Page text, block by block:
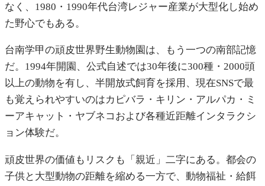
なく、1980・1990年代台湾レジャー産業が大型化し始め
た野心でもある。
台南学甲の頑皮世界野生動物園は、もう一つの南部記憶
だ。1994年開園、公式自述では30年後に300種・2000頭
以上の動物を有し、半開放式飼育を採用、現在SNSで最
も覚えられやすいのはカピバラ・キリン・アルパカ・ミ
ーアキャット・ヤブネコおよび各種近距離インタラクシ
ョン体験だ。
頑皮世界の価値もリスクも「親近」二字にある。都会の
子供と大型動物の距離を縮める一方で、動物福祉・給餌